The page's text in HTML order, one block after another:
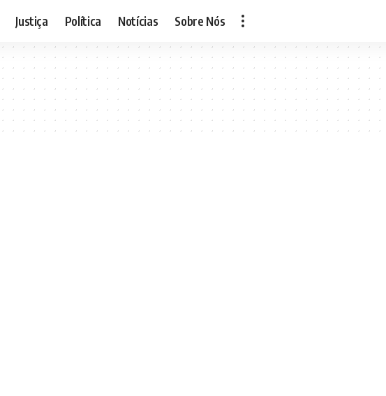
Justiça Política Notícias Sobre Nós